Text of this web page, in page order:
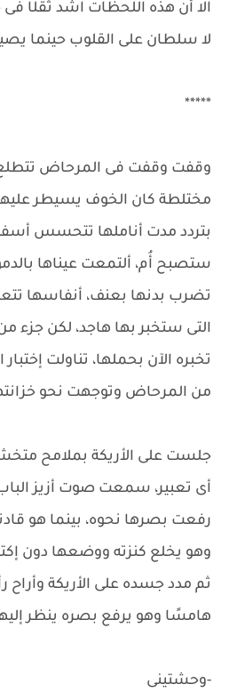
الا أن هذه اللحظات اشد ثقلًا فى
لا سلطان على القلوب حينما
*****
وقفت وقفت فى المرحاض تتطلع
مختلطة كان الخوف يسيطر
بتردد مدت أناملها تتحسس
ستصبح أُم، ألتمعت عيناها
تضرب بدنها بعنف، أنفاسها
التى ستخبر بها هاجد، لكن جزء
تخبره الآن بحملها، تناولت
من المرحاض وتوجهت نحو
جلست على الأريكة بملامح
أى تعبير، سمعت صوت أزيز
رفعت بصرها نحوه، بينما هو
وهو يخلع كنزته ووضعها دون
ثم مدد جسده على الأريكة وأراح
هامسًا وهو يرفع بصره ينظر
-وحشتينى